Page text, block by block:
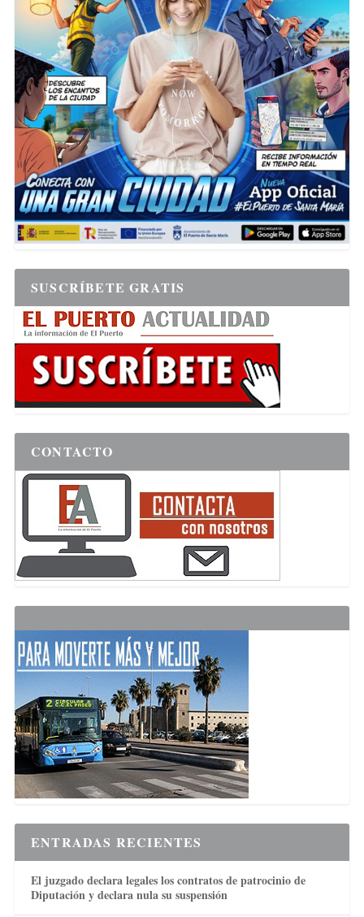
SUSCRÍBETE GRATIS
CONTACTO
ENTRADAS RECIENTES
El juzgado declara legales los contratos de patrocinio de
Diputación y declara nula su suspensión